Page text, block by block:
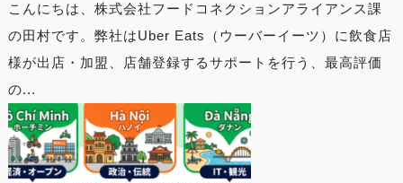
こんにちは、株式会社フードコネクションアライアンス課
の田村です。弊社はUber Eats（ウーバーイーツ）に飲食店
様が出店・加盟、店舗登録するサポートを行う、最高評価
の...